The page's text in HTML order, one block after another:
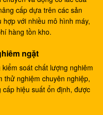
lực, Bơm Ram thương
bánh răng nhỏ
34050
công nghiệp, Bơm
5
cấp dựa trên các sản
với nhiều mô hình máy,
hàng tồn kho.
ngặt
soát chất lượng nghiêm
thử nghiệm chuyên nghiệp,
hiệu suất ổn định, được